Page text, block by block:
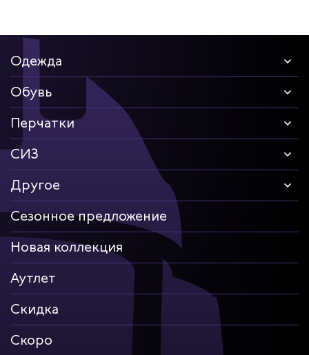
Одежда
Обувь
Перчатки
СИЗ
Другое
Сезонное предложение
Новая коллекция
Аутлет
Скидка
Скоро